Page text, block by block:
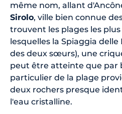
même nom, allant
Sirolo, ville bien connue
trouvent les plages les
lesquelles la Spiaggia delle
des deux sœurs), une
peut être atteinte que par
particulier de la plage
deux rochers presque
l'eau cristalline.